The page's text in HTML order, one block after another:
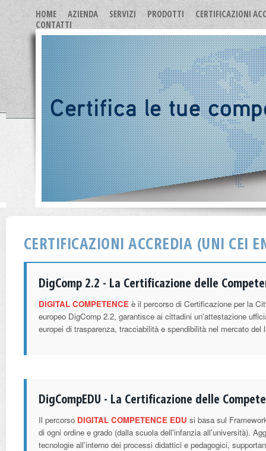
HOME AZIENDA SERVIZI PRODOTTI
CERTIFICAZIONI
CONTATTI
CERTIFICAZIONI ACCREDIA (UNI CEI
DigComp 2.2 - La Certificazione delle
DIGITAL COMPETENCE è il percorso di Certificazione per la
europeo DigComp 2.2, garantisce ai cittadini un'attestazione
europei di trasparenza, tracciabilità e spendibilità nel mercato del
DigCompEDU - La Certificazione delle
Il percorso DIGITAL COMPETENCE EDU si basa sul
di ogni ordine e grado (dalla scuola dell'infanzia all'università).
tecnologie all'interno dei processi didattici e pedagogici,